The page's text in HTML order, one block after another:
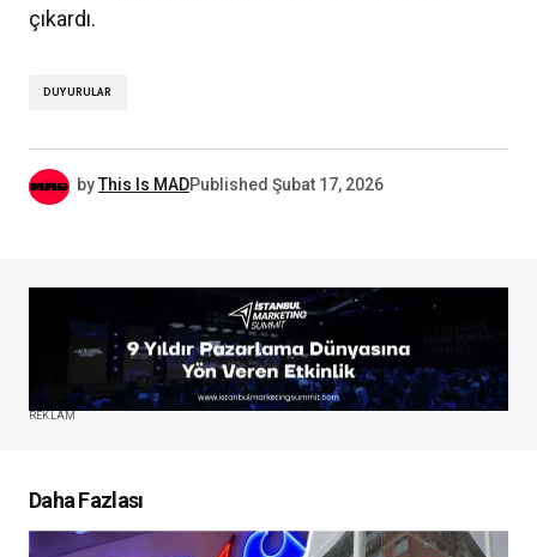
çıkardı.
DUYURULAR
byThis Is MADPublished Şubat 17, 2026
REKLAM
Daha Fazlası